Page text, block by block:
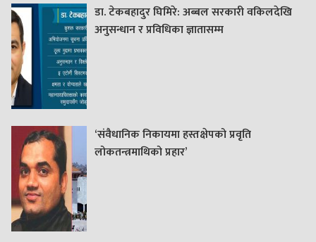
डा. टेकबहादुर घिमिरे: अब्बल सरकारी वकिलदेखि
अनुसन्धान र प्रविधिका ज्ञातासम्म
‘संवैधानिक निकायमा हस्तक्षेपको प्रवृति
लोकतन्त्रमाथिको प्रहार’